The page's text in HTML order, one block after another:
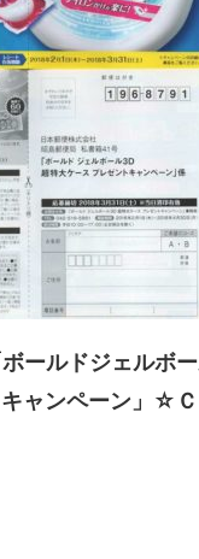
ールドジェルボ
ャンペーン」☆